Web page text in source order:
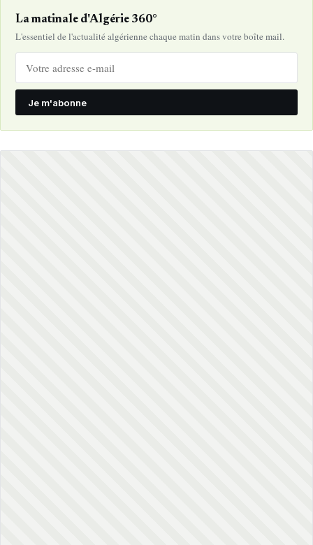
La matinale d'Algérie 360°
L'essentiel de l'actualité algérienne chaque matin dans votre boîte mail.
Je m'abonne